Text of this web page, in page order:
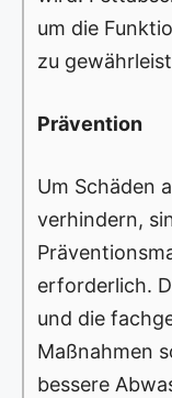
um die
zu
Prävention
Um Schäden
verhindern,
erforderlich.
und die
Maßnahmen
bessere